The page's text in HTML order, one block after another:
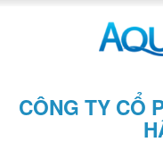
CÔNG TY CỔ